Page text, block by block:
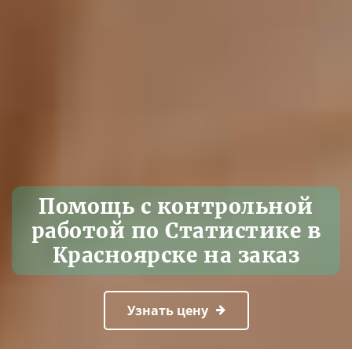
Помощь с контрольной
работой по Статистике в
Красноярске на заказ
Узнать цену